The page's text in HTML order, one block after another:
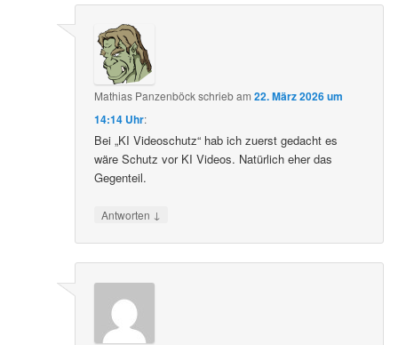
Mathias Panzenböckschriebam22. März 2026 um
14:14 Uhr:
Bei „KI Videoschutz“ hab ich zuerst gedacht es
wäre Schutz vor KI Videos. Natürlich eher das
Gegenteil.
Antworten ↓